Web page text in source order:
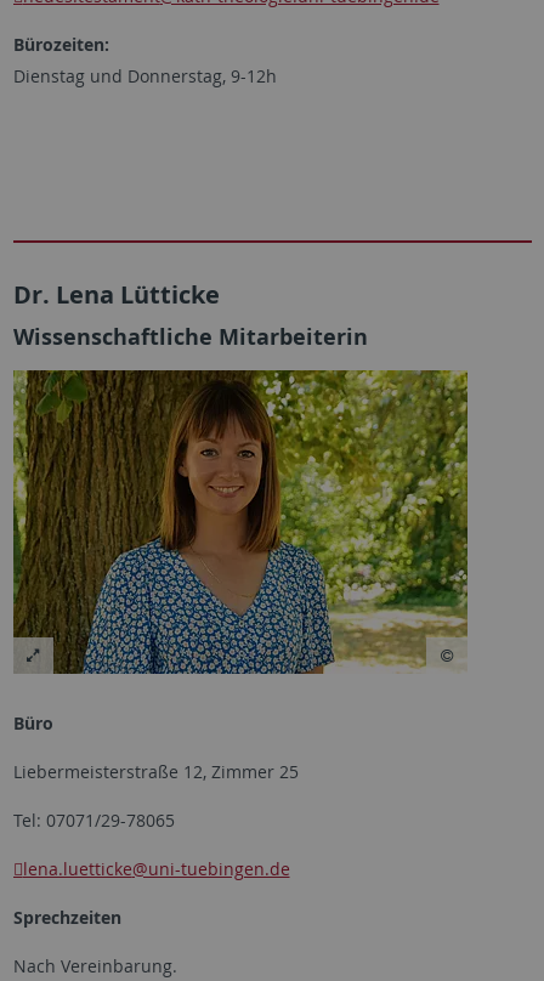
Bürozeiten:
Dienstag und Donnerstag, 9-12h
Dr. Lena Lütticke
Wissenschaftliche Mitarbeiterin
Büro
Liebermeisterstraße 12, Zimmer 25
Tel: 07071/29-78065
lena.luetticke@uni-tuebingen.de
Sprechzeiten
Nach Vereinbarung.